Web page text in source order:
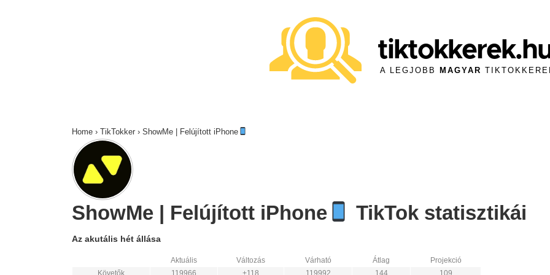
A LEGJOBB MAGYAR
Home › TikTokker › ShowMe | Felújított iPhone
ShowMe | Felújított iPhone TikTok statisztikái
Az akutális hét állása
Aktuális Változás Várható Átlag
Projekció
Követők
119966 +118 119992 144 109